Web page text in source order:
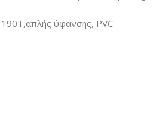
ύφανσης, PVC